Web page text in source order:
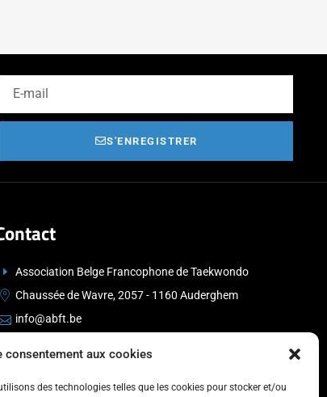
consentement aux cookies
des technologies telles que les cookies pour stocker et/ou
S'ENREGISTRER
Association Belge Francophone de Taekwondo
Chaussée de Wavre, 2057 - 1160 Auderghem
info@abft.be